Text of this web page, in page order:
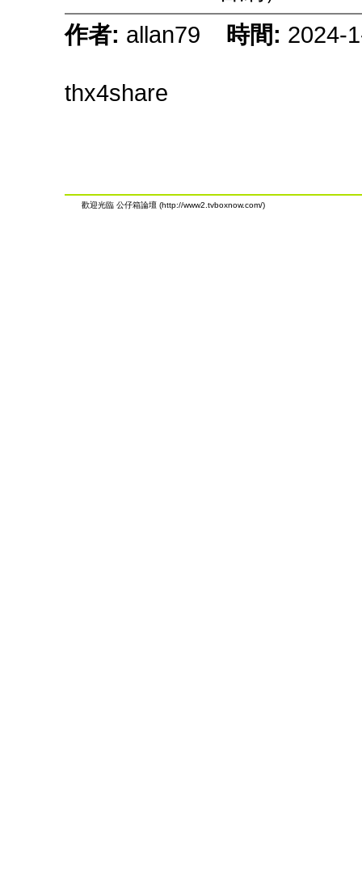
作者: allan79 時間: 2024-
thx4share
歡迎光臨 公仔箱論壇 (http://www2.tvboxnow.com/)